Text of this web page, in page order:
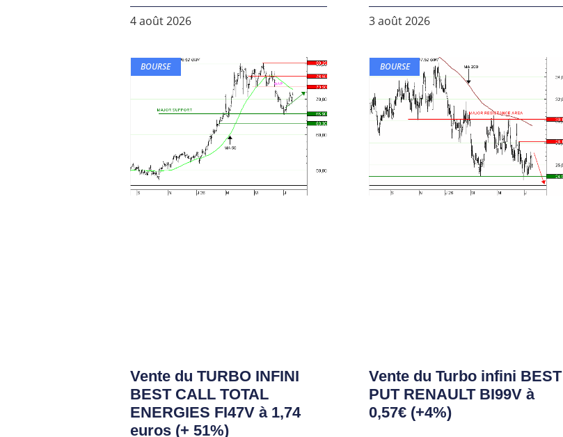
4 août 2026 3 août 2026
BOURSE
Vente du TURBO INFINI
BEST CALL TOTAL
ENERGIES FI47V à 1,74
euros (+ 51%)
BOURSE
Vente du Turbo infini BEST
PUT RENAULT BI99V à
0,57€ (+4%)